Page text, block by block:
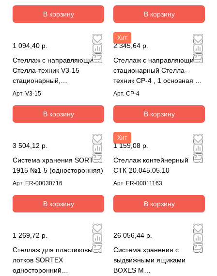
В корзину В корзину
1 094,40 р.
Стеллаж с направляющими
Стелла-техник V3-15
стационарный,
односторонний, 15 ячеек с
Арт. V3-15
В корзину
Хит
2 345,64 р.
Стеллаж с направляющими
стационарный Стелла-
техник CP-4 , 1 основная и 2
дополнительные
Арт. CP-4
В корзину
3 504,12 р.
Система хранения SORTEX
1915 №1-5 (односторонняя)
Арт. ER-00030716
В корзину
Хит
1 159,08 р.
Стеллаж контейнерный
СТК-20.045.05.10
Арт. ER-00011163
В корзину
1 269,72 р.
Стеллаж для пластиковых
лотков SORTEX
односторонний
26 056,44 р.
Система хранения с
выдвижными ящиками
BOXES M